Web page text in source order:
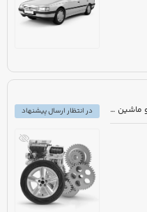
مزایده دولتی قطعات خودرو سبک، سنگین و ماشین آلات راه سازی
در انتظار ارسال پیشنهاد